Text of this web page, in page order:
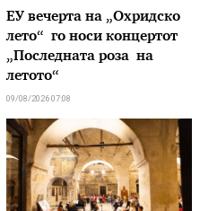
ЕУ вечерта на „Охридско
лето“ го носи концертот
„Последната роза на
летото“
09/08/2026 07:08